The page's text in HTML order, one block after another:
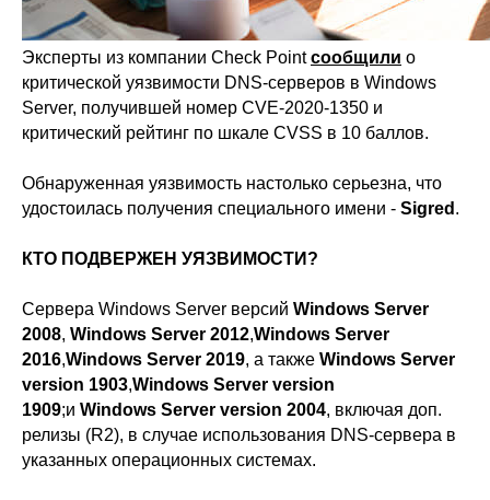
Эксперты из компании Check Pointсообщили о
критической уязвимости DNS-серверов в Windows
Server, получившей номер CVE-2020-1350 и
критический рейтинг по шкале CVSS в 10 баллов.
Обнаруженная уязвимость настолько серьезна, что
удостоилась получения специального имени - Sigred .
КТО ПОДВЕРЖЕН УЯЗВИМОСТИ?
Сервера Windows Server версий Windows Server
2008, Windows Server 2012,Windows Server
2016,Windows Server 2019, а также Windows Server
version 1903,Windows Server version
1909;и Windows Server version 2004, включая доп.
релизы (R2), в случае использования DNS-сервера в
указанных операционных системах.